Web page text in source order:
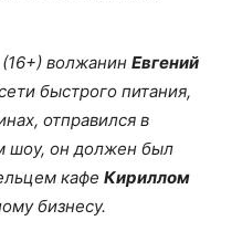
волжанин Евгений
быстрого питания,
отправился в
шоу, он должен был
кафе Кириллом
бизнесу.